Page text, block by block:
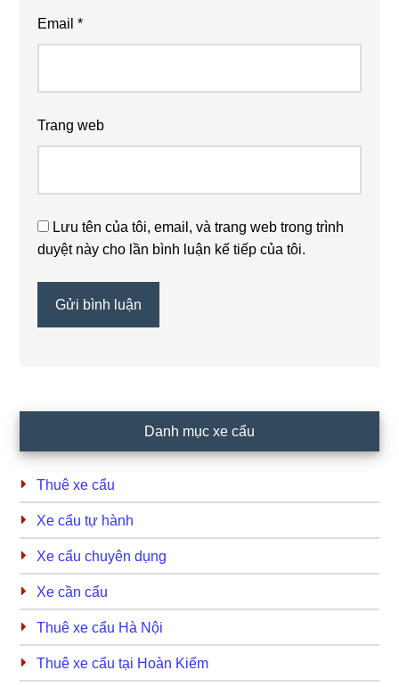
Email*
Trang web
Lưu tên của tôi, email, và trang web trong trình
duyệt này cho lần bình luận kế tiếp của tôi.
Sidebar
Danh mục xe cẩu
Thuê xe cẩu
Xe cẩu tự hành
Xe cẩu chuyên dụng
Xe cần cẩu
Thuê xe cẩu Hà Nội
Thuê xe cẩu tại Hoàn Kiếm